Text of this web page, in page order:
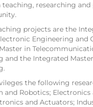
researching
projects are the
Engineering and
in
and the Integrated
the following
and Robotics;
and Actuators;